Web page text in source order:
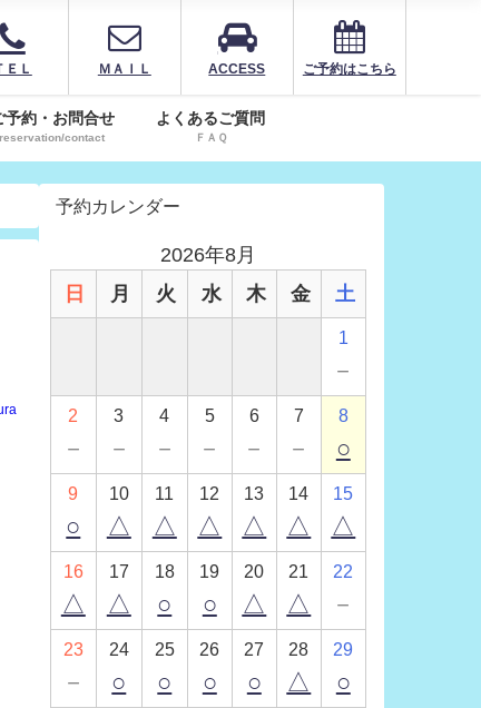
ＥＬ ＭＡＩＬ ACCESS ご予約はこちら
予約・お問合せ
reservation/contact
よくあるご質問
ＦＡＱ
予約カレンダー
2026年8月
日
月 火 水 木 金 土
1
－
2
－
3
－
4
－
5
－
6
－
7
－
8
○
9
○
10
△
11
△
12
△
13
△
14
△
15
△
16
△
17
△
18
○
19
○
20
△
21
△
22
－
23
－
24
○
25
○
26
○
27
○
28
△
29
○